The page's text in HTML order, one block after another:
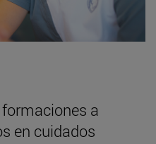
a
en cuidados